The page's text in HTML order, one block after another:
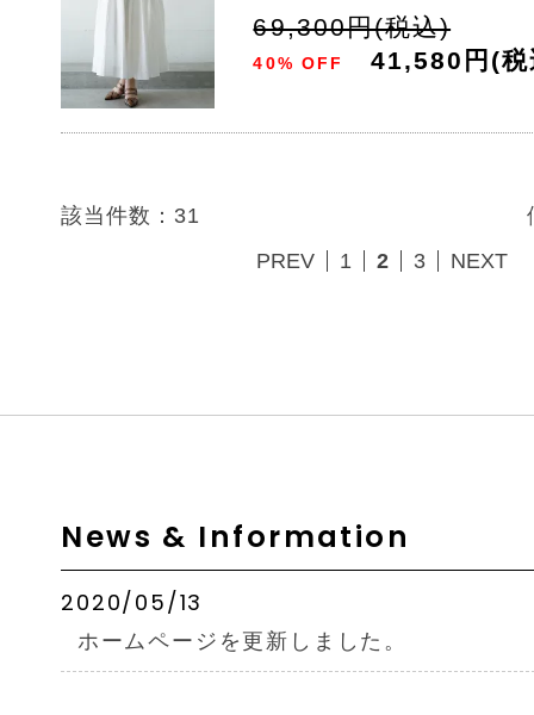
69,300円(税込)
40% OFF 41,580円(
該当件数：31
PREV
1 2 3 NEXT
News & Information
2020/05/13
ホームページを更新しました。